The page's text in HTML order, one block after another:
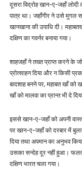
दूसरा विद्रोह खान-ए-जहाँ लोदी
पात्र था। जहाँगीर ने उसे मुगल
खानखाना की उपाधि दी।
दक्षिण का गवर्नर बनाया गया।
शाहजहाँ ने तख्त प्राप्त करने के
प्रोत्साहन दिया और न किसी
बादशाह बनने पर, महाबत खाँ को
खाँ को मालवा का प्रान्त भी दे
इससे खान-ए-जहाँ को अपनी
पर खान-ए-जहाँ को दरबार में
दिया तथा अपमान का अनुभव
उसका सन्देह दूर नहीं हुआ।
दक्षिण भारत चला गया।